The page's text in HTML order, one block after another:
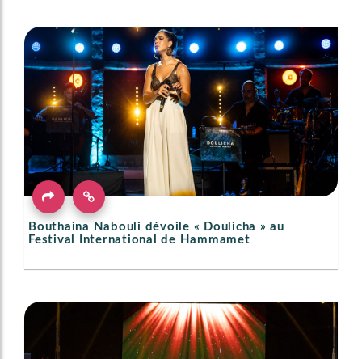
Bouthaina Nabouli dévoile « Doulicha » au
Festival International de Hammamet